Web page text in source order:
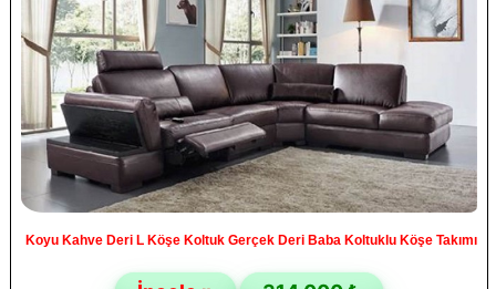
Koyu Kahve Deri L Köşe Koltuk Gerçek Deri Baba Koltuklu Köşe Takımı